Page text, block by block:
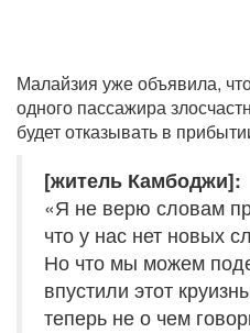
Малайзия уже объявила,
одного пассажира
будет отказывать в
[житель Камбоджи]:
«Я не верю словам
что у нас нет новых
Но что мы можем
впустили этот
теперь не о чем